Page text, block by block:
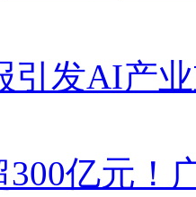
引发AI产
亿元！